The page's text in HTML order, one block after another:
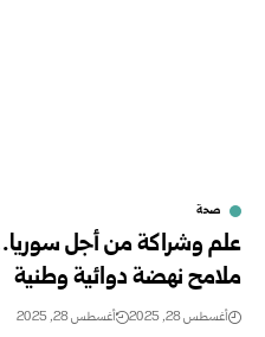
صحة
علم وشراكة من أجل
ملامح نهضة دوائية وطنية
أغسطس 28, 2025 أغسطس 28, 2025